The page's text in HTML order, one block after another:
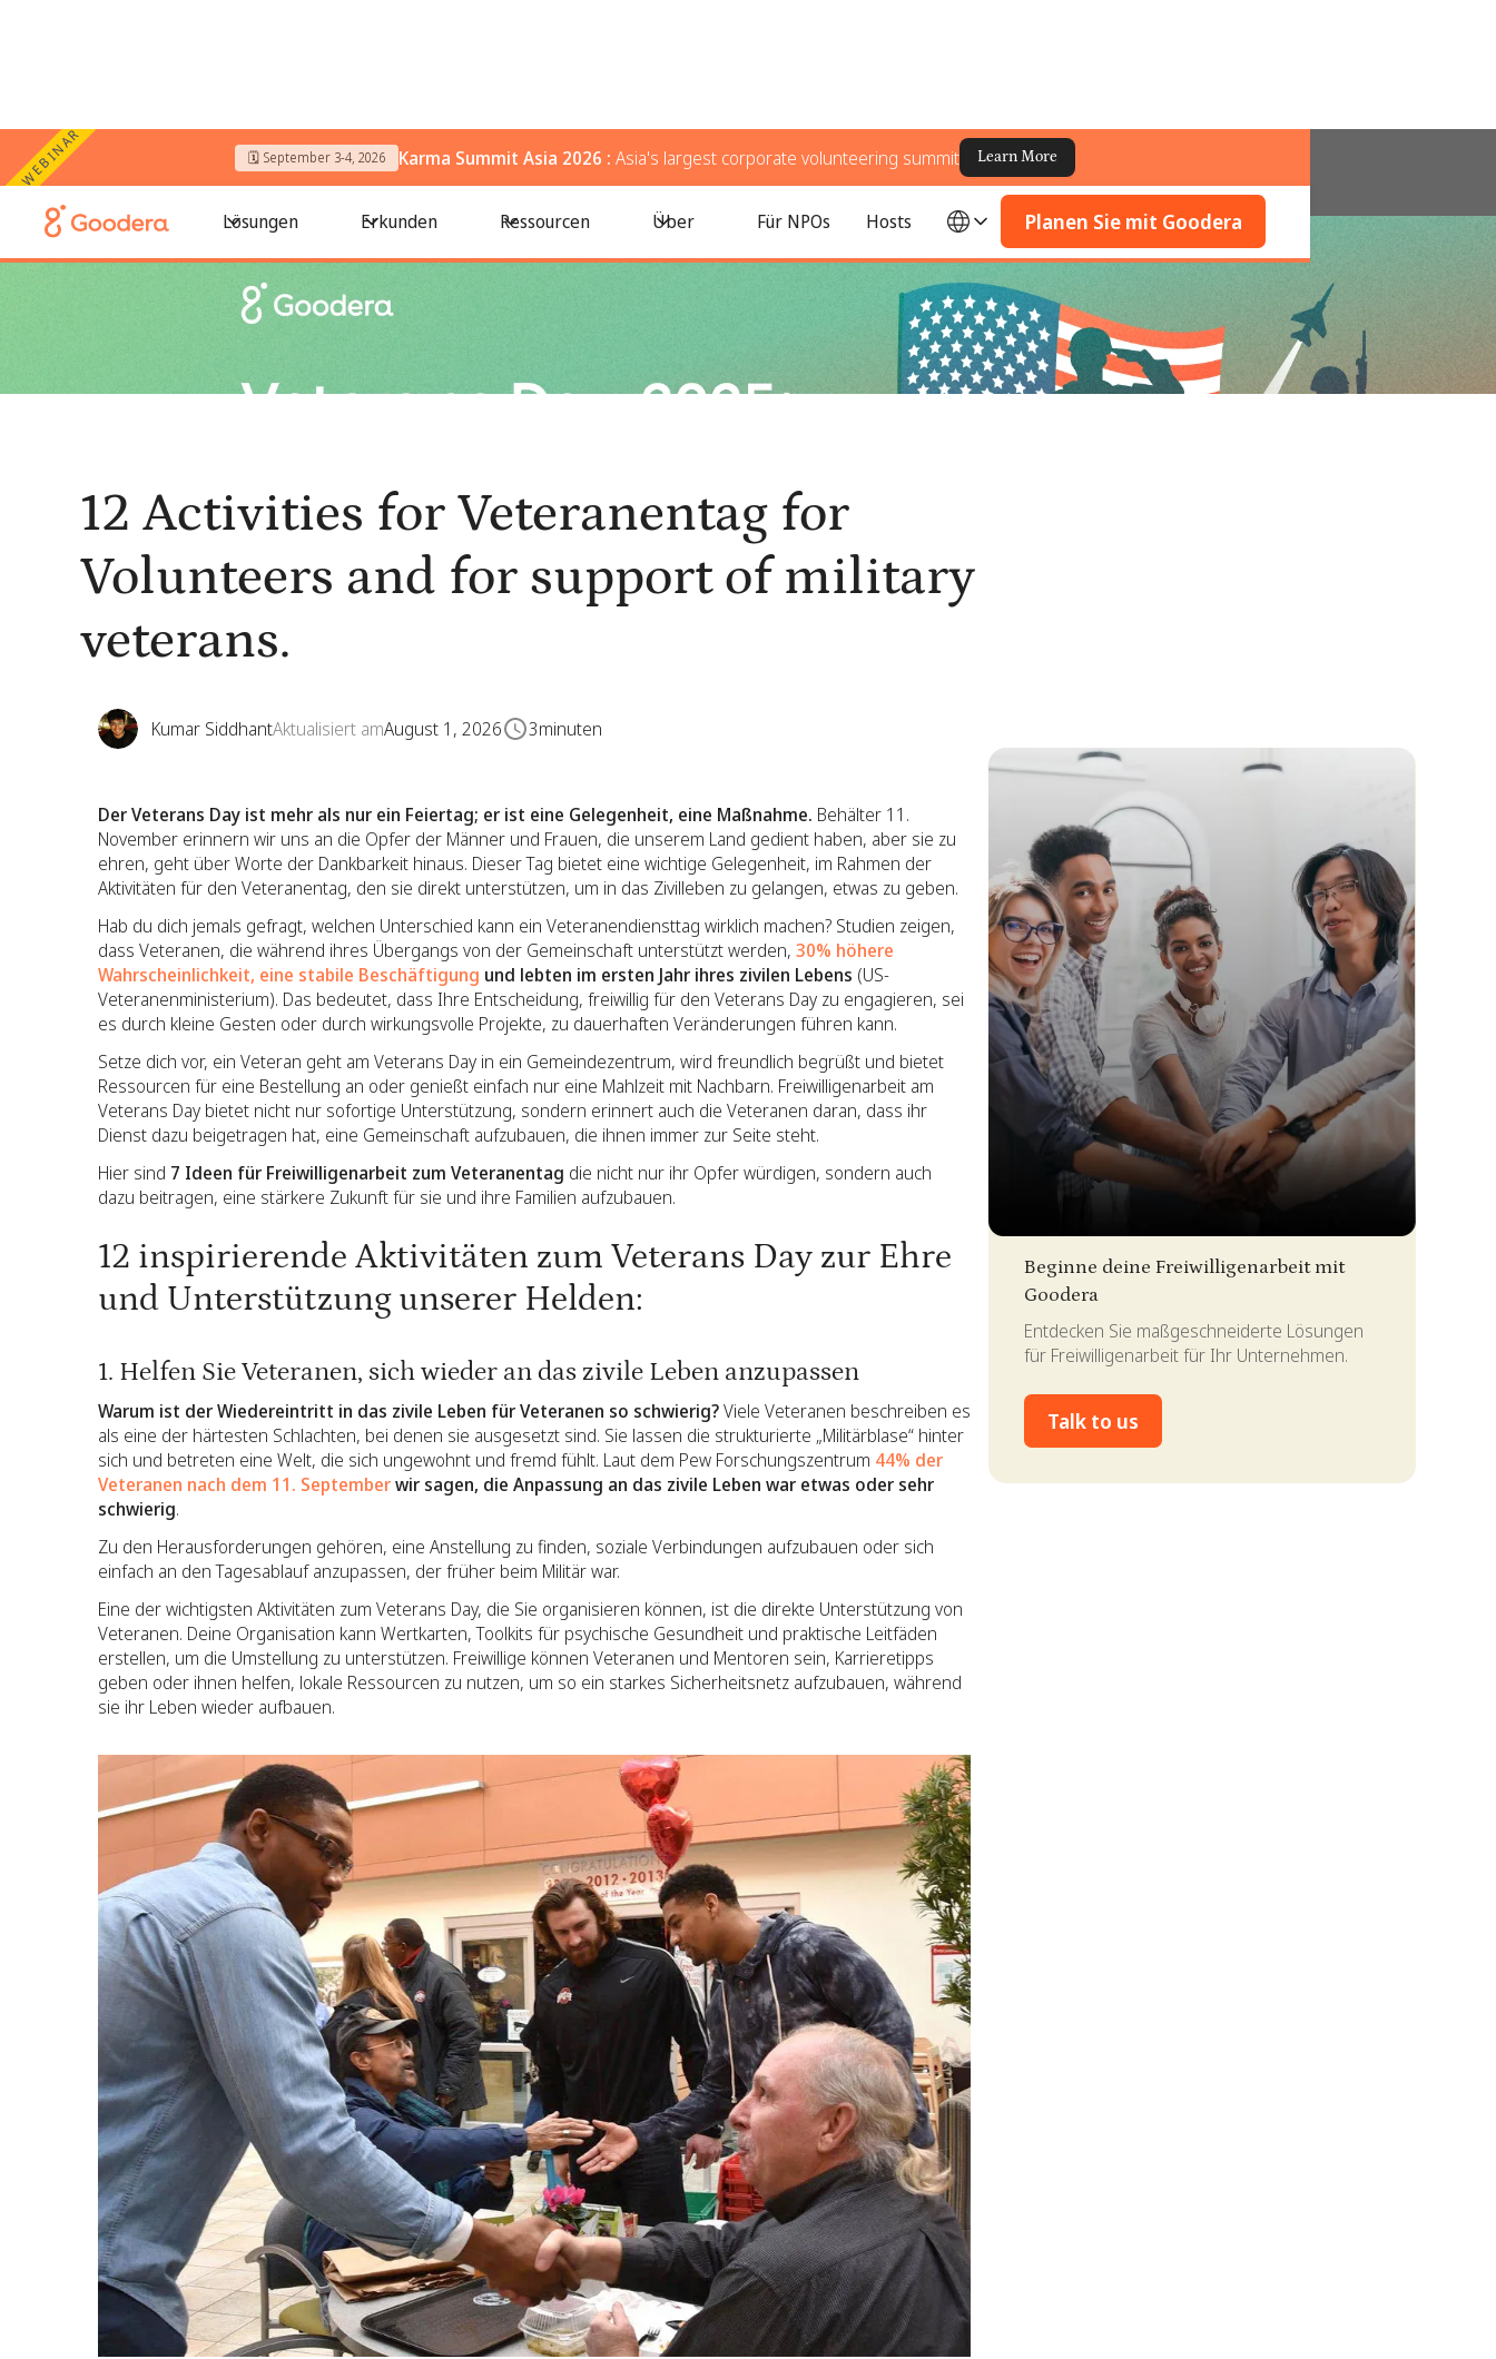
WEBINAR 🗓️ September 3-4, 2026 Karma Summit Asia 2026 : Asia's largest corporate volunteering summit Learn More
Lösungen Erkunden Ressourcen Über Für NPOs Hosts Planen Sie mit Goodera
12 Activities for Veteranentag for Volunteers and for support of military veterans.
12 Activities for Veteranentag for
Volunteers and for support of military
veterans.
Kumar SiddhantAktualisiert amAugust 1, 2026 3minuten
Der Veterans Day ist mehr als nur ein Feiertag; er ist eine Gelegenheit, eine Maßnahme. Behälter 11.
November erinnern wir uns an die Opfer der Männer und Frauen, die unserem Land gedient haben, aber sie zu
ehren, geht über Worte der Dankbarkeit hinaus. Dieser Tag bietet eine wichtige Gelegenheit, im Rahmen der
Aktivitäten für den Veteranentag, den sie direkt unterstützen, um in das Zivilleben zu gelangen, etwas zu geben.
Hab du dich jemals gefragt, welchen Unterschied kann ein Veteranendiensttag wirklich machen? Studien zeigen,
dass Veteranen, die während ihres Übergangs von der Gemeinschaft unterstützt werden, 30% höhere
Wahrscheinlichkeit, eine stabile Beschäftigung und lebten im ersten Jahr ihres zivilen Lebens (US-
Veteranenministerium). Das bedeutet, dass Ihre Entscheidung, freiwillig für den Veterans Day zu engagieren, sei
es durch kleine Gesten oder durch wirkungsvolle Projekte, zu dauerhaften Veränderungen führen kann.
Setze dich vor, ein Veteran geht am Veterans Day in ein Gemeindezentrum, wird freundlich begrüßt und bietet
Ressourcen für eine Bestellung an oder genießt einfach nur eine Mahlzeit mit Nachbarn. Freiwilligenarbeit am
Veterans Day bietet nicht nur sofortige Unterstützung, sondern erinnert auch die Veteranen daran, dass ihr
Dienst dazu beigetragen hat, eine Gemeinschaft aufzubauen, die ihnen immer zur Seite steht.
Hier sind 7 Ideen für Freiwilligenarbeit zum Veteranentag die nicht nur ihr Opfer würdigen, sondern auch
dazu beitragen, eine stärkere Zukunft für sie und ihre Familien aufzubauen.
12 inspirierende Aktivitäten zum Veterans Day zur Ehre
und Unterstützung unserer Helden:
1. Helfen Sie Veteranen, sich wieder an das zivile Leben anzupassen
Warum ist der Wiedereintritt in das zivile Leben für Veteranen so schwierig?Viele Veteranen beschreiben es
als eine der härtesten Schlachten, bei denen sie ausgesetzt sind. Sie lassen die strukturierte „Militärblase“ hinter
sich und betreten eine Welt, die sich ungewohnt und fremd fühlt. Laut dem Pew Forschungszentrum 44% der
Veteranen nach dem 11. Septemberwir sagen, die Anpassung an das zivile Leben war etwas oder sehr
schwierig.
Zu den Herausforderungen gehören, eine Anstellung zu finden, soziale Verbindungen aufzubauen oder sich
einfach an den Tagesablauf anzupassen, der früher beim Militär war.
Eine der wichtigsten Aktivitäten zum Veterans Day, die Sie organisieren können, ist die direkte Unterstützung von
Veteranen. Deine Organisation kann Wertkarten, Toolkits für psychische Gesundheit und praktische Leitfäden
erstellen, um die Umstellung zu unterstützen. Freiwillige können Veteranen und Mentoren sein, Karrieretipps
geben oder ihnen helfen, lokale Ressourcen zu nutzen, um so ein starkes Sicherheitsnetz aufzubauen, während
sie ihr Leben wieder aufbauen.
Beginne deine Freiwilligenarbeit mit
Goodera
Entdecken Sie maßgeschneiderte Lösungen
für Freiwilligenarbeit für Ihr Unternehmen.
Talk to us